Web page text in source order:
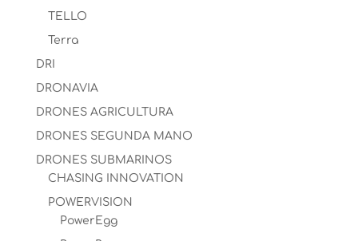
TELLO
Terra
DRI
DRONAVIA
DRONES AGRICULTURA
DRONES SEGUNDA MANO
DRONES SUBMARINOS
CHASING INNOVATION
POWERVISION
PowerEgg